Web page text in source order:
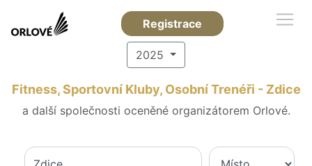
Registrace
2025
Fitness, Sportovní Kluby, Osobní Trenéři - Zdice
a další společnosti oceněné organizátorem Orlové.